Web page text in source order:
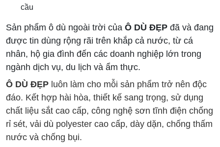
cầu
Sản phẩm ô dù ngoài trời của Ô DÙ ĐẸP đã và đang
được tin dùng rộng rãi trên khắp cả nước, từ cá
nhân, hộ gia đình đến các doanh nghiệp lớn trong
ngành dịch vụ, du lịch và ẩm thực.
Ô DÙ ĐẸP luôn làm cho mỗi sản phẩm trở nên độc
đáo. Kết hợp hài hòa, thiết kế sang trọng, sử dụng
chất liệu sắt cao cấp, công nghệ sơn tĩnh điện chống
rỉ sét, vải dù polyester cao cấp, dày dặn, chống thấm
nước và chống bụi.